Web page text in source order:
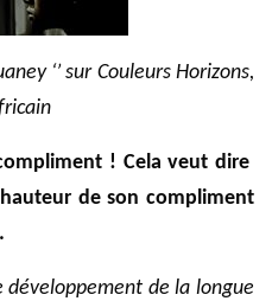
‘’ sur Couleurs Horizons,
! Cela veut dire
de son compliment
développement de la longue